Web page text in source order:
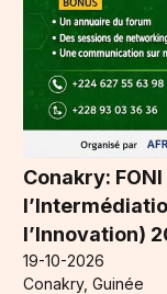
Conakry:
l’Innovation)
19-10-2026
Conakry, Guinée